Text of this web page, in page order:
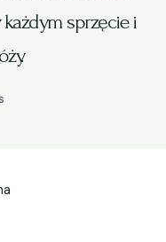
sprzęcie i